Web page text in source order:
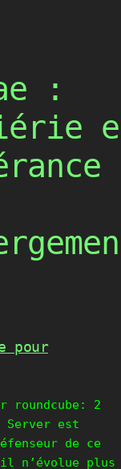
:
pour
2
Server est
de ce
n’évolue plus